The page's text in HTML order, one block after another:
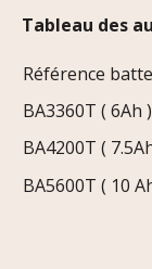
Tableau des
Référence
BA3360T ( 6Ah )
BA4200T (
BA5600T ( 10